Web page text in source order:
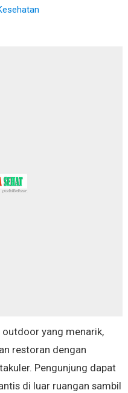
yang menarik,
restoran dengan
Pengunjung dapat
di luar ruangan sambil